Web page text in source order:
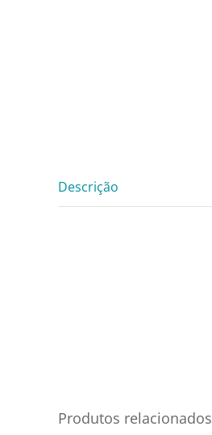
Descrição
Produtos relacionados